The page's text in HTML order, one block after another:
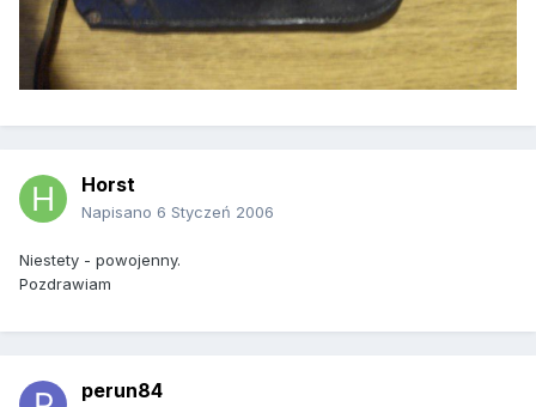
Horst
Napisano 6 Styczeń 2006
Niestety - powojenny.
Pozdrawiam
perun84